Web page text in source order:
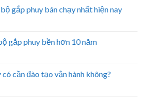
gắp phuy bán chạy nhất hiện nay
gắp phuy bền hơn 10 năm
cần đào tạo vận hành không?